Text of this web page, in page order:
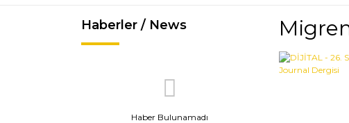
Haberler / News
Haber Bulunamadı